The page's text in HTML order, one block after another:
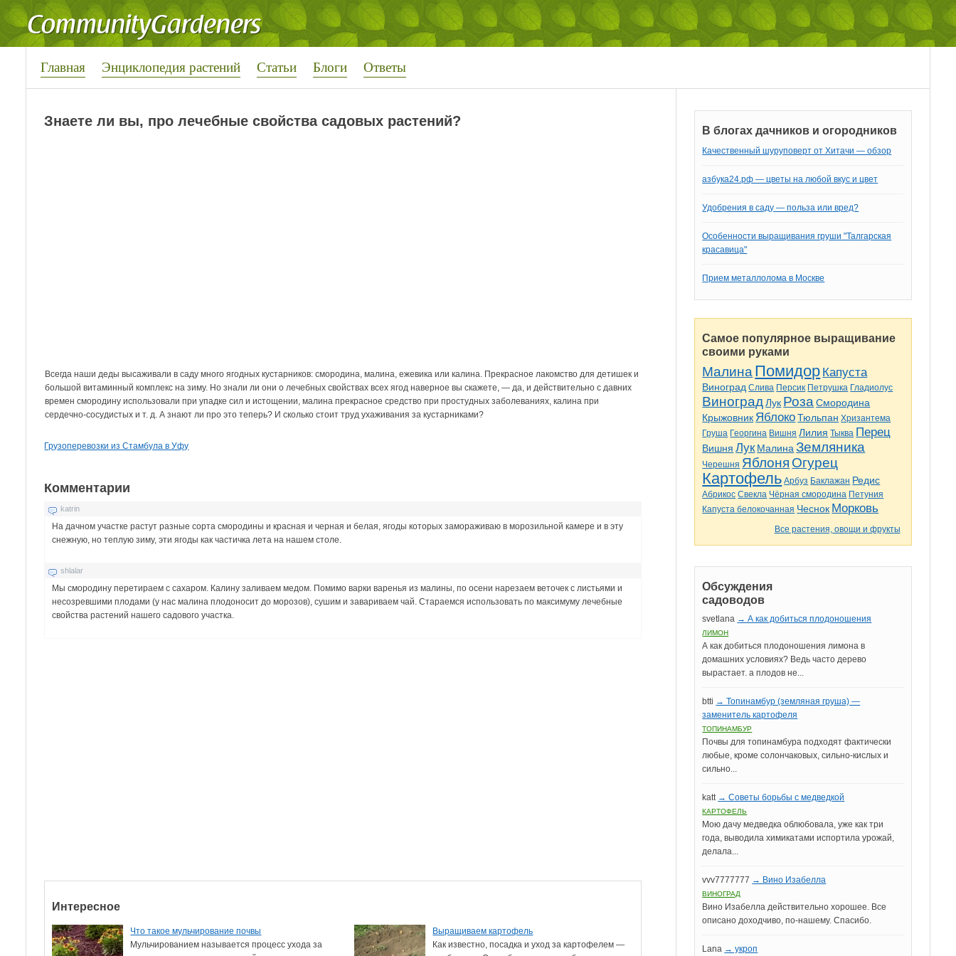
Главная Энциклопедия растений Статьи Блоги Ответы
Знаете ли вы, про лечебные свойства садовых растений?
Всегда наши деды высаживали в саду много ягодных кустарников: смородина, малина, ежевика или калина. Прекрасное лакомство для детишек и
большой витаминный комплекс на зиму. Но знали ли они о лечебных свойствах всех ягод наверное вы скажете, — да, и действительно с давних
времен смородину использовали при упадке сил и истощении, малина прекрасное средство при простудных заболеваниях, калина при
сердечно-сосудистых и т. д. А знают ли про это теперь? И сколько стоит труд ухаживания за кустарниками?
Грузоперевозки из Стамбула в Уфу
Комментарии
katrin
На дачном участке растут разные сорта смородины и красная и черная и белая, ягоды которых замораживаю в морозильной камере и в эту
снежную, но теплую зиму, эти ягоды как частичка лета на нашем столе.
shlalar
Мы смородину перетираем с сахаром. Калину заливаем медом. Помимо варки варенья из малины, по осени нарезаем веточек с листьями и
несозревшими плодами (у нас малина плодоносит до морозов), сушим и завариваем чай. Стараемся использовать по максимуму лечебные
свойства растений нашего садового участка.
Интересное
Что такое мульчирование почвы
Мульчированием называется процесс ухода за
Выращиваем картофель
Как известно, посадка и уход за картофелем —
В блогах дачников и огородников
Качественный шуруповерт от Хитачи — обзор
азбука24.рф — цветы на любой вкус и цвет
Удобрения в саду — польза или вред?
Особенности выращивания груши "Талгарская
красавица"
Прием металлолома в Москве
Самое популярное выращивание
своими руками
Малина Помидор Капуста
Виноград Слива Персик Петрушка Гладиолус
Виноград Лук Роза Смородина
Крыжовник Яблоко Тюльпан Хризантема
Груша Георгина Вишня Лилия Тыква Перец
Вишня Лук Малина Земляника
Черешня Яблоня Огурец
Картофель Арбуз Баклажан Редис
Абрикос Свекла Чёрная смородина Петуния
Капуста белокочанная Чеснок Морковь
Все растения, овощи и фрукты
Обсуждения
садоводов
svetlana → А как добиться плодоношения
ЛИМОН
А как добиться плодоношения лимона в
домашних условиях? Ведь часто дерево
вырастает. а плодов не...
btti → Топинамбур (земляная груша) —
заменитель картофеля
ТОПИНАМБУР
Почвы для топинамбура подходят фактически
любые, кроме солончаковых, сильно-кислых и
сильно...
katt → Советы борьбы с медведкой
КАРТОФЕЛЬ
Мою дачу медведка облюбовала, уже как три
года, выводила химикатами испортила урожай,
делала...
vvv7777777 → Вино Изабелла
ВИНОГРАД
Вино Изабелла действительно хорошее. Все
описано доходчиво, по-нашему. Спасибо.
Lana → укроп